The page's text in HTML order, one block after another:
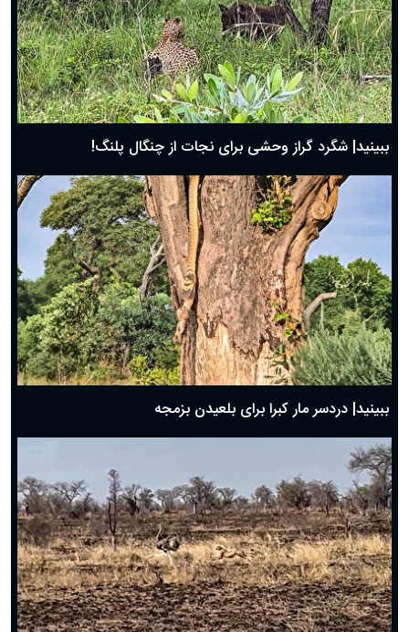
ببینید| شگرد گراز وحشی برای نجات از چنگال پلنگ!
ببینید| دردسر مار کبرا برای بلعیدن بزمجه